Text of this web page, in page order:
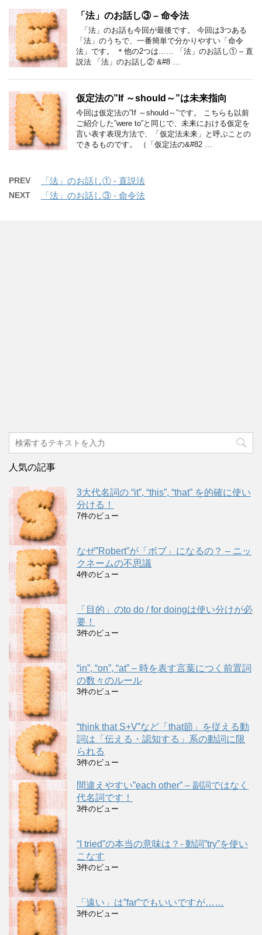
「法」のお話し③ – 命令法
「法」のお話も今回が最後です。 今回は3つある
「法」のうちで、一番簡単で分かりやすい「命令
法」です。 ＊他の2つは…… 「法」のお話し① – 直
説法 「法」のお話し② &#8 …
仮定法の”If ～should～”は未来指向
今回は仮定法の”If ～should～”です。 こちらも以前
ご紹介した”were to”と同じで、未来における仮定を
言い表す表現方法で、「仮定法未来」と呼ぶことの
できるものです。 （「仮定法の&#82 …
PREV 「法」のお話し① - 直説法
NEXT 「法」のお話し③ - 命令法
人気の記事
3大代名詞の “it”, “this”, “that” を的確に使い
分ける！
7件のビュー
なぜ”Robert”が「ボブ」になるの？ – ニッ
クネームの不思議
4件のビュー
「目的」のto do / for doingは使い分けが必
要！
3件のビュー
“in”, “on”, “at” – 時を表す言葉につく前置詞
の数々のルール
3件のビュー
“think that S+V”など「that節」を従える動
詞は「伝える・認知する」系の動詞に限
られる
3件のビュー
間違えやすい”each other” – 副詞ではなく
代名詞です！
3件のビュー
“I tried”の本当の意味は？- 動詞”try”を使い
こなす
3件のビュー
「遠い」は”far”でもいいですが……
3件のビュー